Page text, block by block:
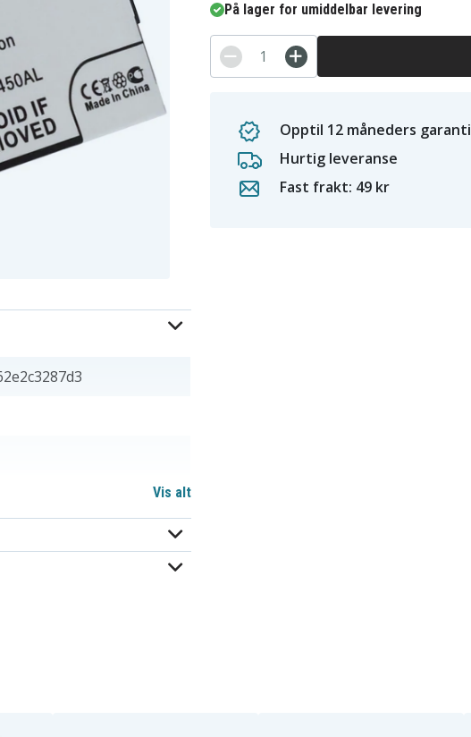
På lager for umiddelbar levering
Opptil 12 måneders garanti
Hurtig leveranse
Fast frakt: 49 kr
Vis alt